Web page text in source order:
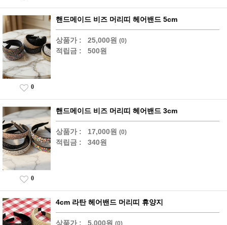
핸드메이드 비즈 머리띠 헤어밴드 5cm
상품가 : 25,000원 (0)
적립금 : 500원
0
핸드메이드 비즈 머리띠 헤어밴드 3cm
상품가 : 17,000원 (0)
적립금 : 340원
0
4cm 라탄 헤어밴드 머리띠 휴양지
상품가 : 5,000원 (0)